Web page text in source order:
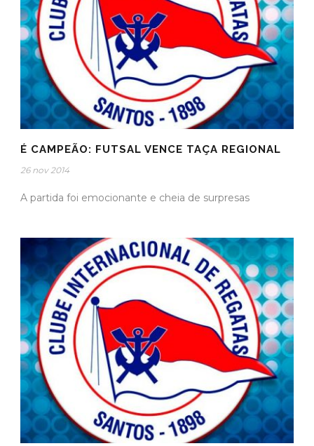
É CAMPEÃO: FUTSAL VENCE TAÇA REGIONAL
26 nov 2014
A partida foi emocionante e cheia de surpresas